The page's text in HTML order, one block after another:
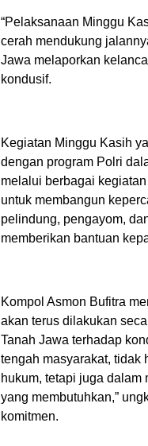
“Pelaksanaan Minggu
cerah mendukung
Jawa melaporkan
kondusif.
Kegiatan Minggu Kasih
dengan program Polri
melalui berbagai
untuk membangun
pelindung, pengayom,
memberikan bantuan
Kompol Asmon Bufitra
akan terus dilakukan
Tanah Jawa terhadap
tengah masyarakat, tidak
hukum, tetapi juga
yang membutuhkan,”
komitmen.